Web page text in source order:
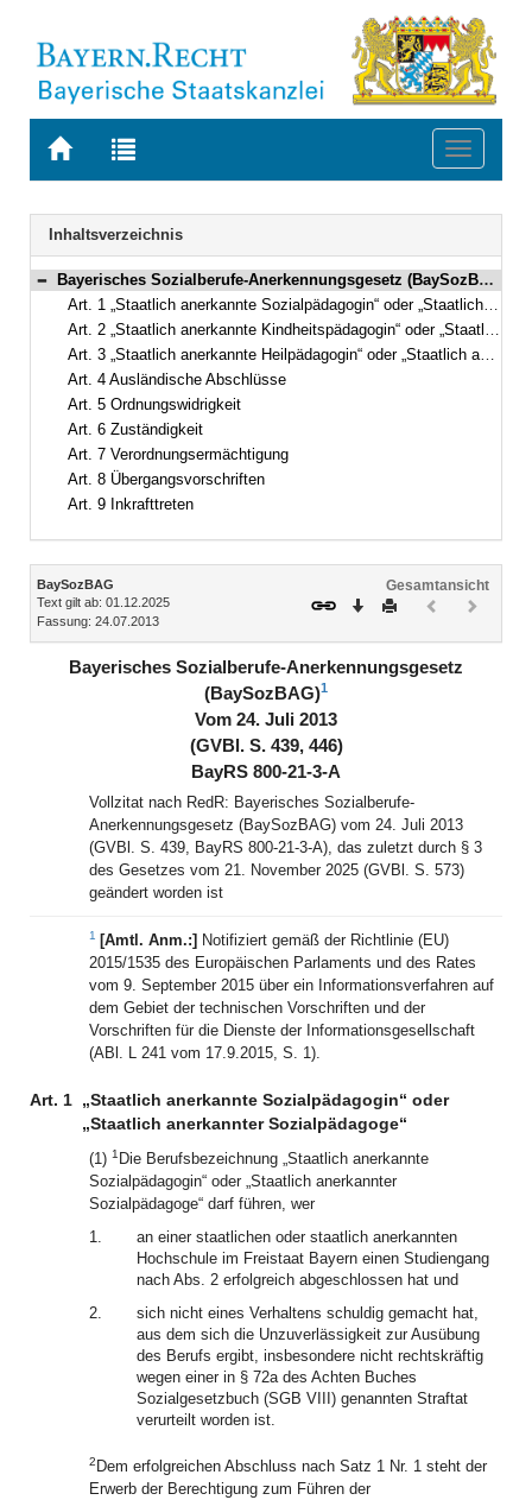
Zur
BAYERN.RECHT
Zur
letzten
Suche
Toggle
Navigation
Inhaltsverzeichnis
Bereich reduzieren
Bayerisches Sozialberufe-Anerkennungsgesetz (BaySozBAG) Vom 24. Juli 2013 (GVBl. S. 439, 446) BayRS 800-21-3-A (Art. 1–9)
Art. 1 „Staatlich anerkannte Sozialpädagogin“ oder „Staatlich anerkannter Sozialpädagoge“
Art. 2 „Staatlich anerkannte Kindheitspädagogin“ oder „Staatlich anerkannter Kindheitspädagoge“
Art. 3 „Staatlich anerkannte Heilpädagogin“ oder „Staatlich anerkannter Heilpädagoge“
Art. 4 Ausländische Abschlüsse
Art. 5 Ordnungswidrigkeit
Art. 6 Zuständigkeit
Art. 7 Verordnungsermächtigung
Art. 8 Übergangsvorschriften
Art. 9 Inkrafttreten
Inhalt
BaySozBAG
Text gilt ab: 01.12.2025
Fassung: 24.07.2013
Gesamtansicht
Download
DruckenVorheriges
(inaktiv)(inaktiv)
Bayerisches Sozialberufe-Anerkennungsgesetz
(BaySozBAG)1
Vom 24. Juli 2013
(GVBl. S. 439, 446)
BayRS 800-21-3-A
Vollzitat nach RedR: Bayerisches Sozialberufe-
Anerkennungsgesetz (BaySozBAG) vom 24. Juli 2013
(GVBl. S. 439, BayRS 800-21-3-A), das zuletzt durch § 3
des Gesetzes vom 21. November 2025 (GVBl. S. 573)
geändert worden ist
1 [Amtl. Anm.:] Notifiziert gemäß der Richtlinie (EU)
2015/1535 des Europäischen Parlaments und des Rates
vom 9. September 2015 über ein Informationsverfahren auf
dem Gebiet der technischen Vorschriften und der
Vorschriften für die Dienste der Informationsgesellschaft
(ABl. L 241 vom 17.9.2015, S. 1).
Art. 1 „Staatlich anerkannte Sozialpädagogin“ oder
„Staatlich anerkannter Sozialpädagoge“
(1) 1 Die Berufsbezeichnung „Staatlich anerkannte
Sozialpädagogin“ oder „Staatlich anerkannter
Sozialpädagoge“ darf führen, wer
1.
an einer staatlichen oder staatlich anerkannten
Hochschule im Freistaat Bayern einen Studiengang
nach Abs. 2 erfolgreich abgeschlossen hat und
2.
sich nicht eines Verhaltens schuldig gemacht hat,
aus dem sich die Unzuverlässigkeit zur Ausübung
des Berufs ergibt, insbesondere nicht rechtskräftig
wegen einer in § 72a des Achten Buches
Sozialgesetzbuch (SGB VIII) genannten Straftat
verurteilt worden ist.
2 Dem erfolgreichen Abschluss nach Satz 1 Nr. 1 steht der
Erwerb der Berechtigung zum Führen der